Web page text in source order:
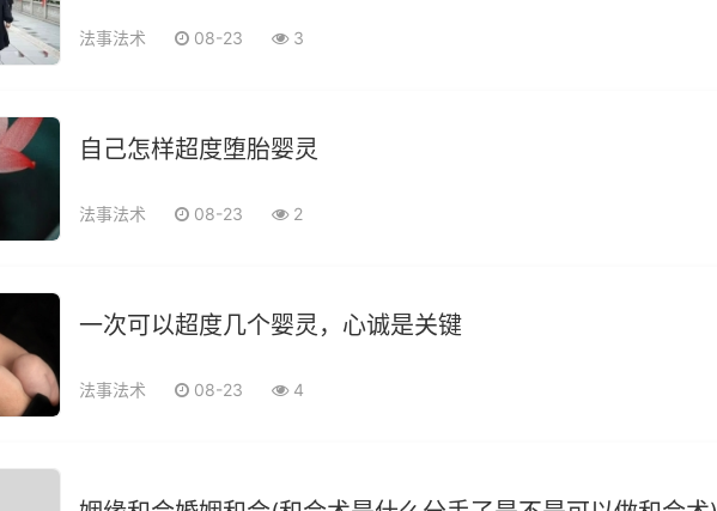
法事法术 08-23 3
自己怎样超度堕胎婴灵
法事法术 08-23 2
一次可以超度几个婴灵，心诚是关键
法事法术 08-23 4